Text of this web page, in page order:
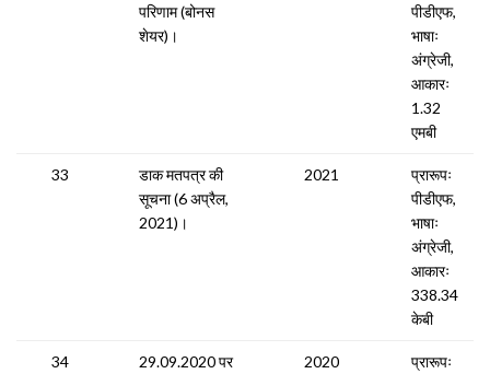
परिणाम (बोनस
शेयर)।
पीडीएफ,
भाषाः
अंग्रेजी,
आकारः
1.32
एमबी
33
डाक मतपत्र की
सूचना (6 अप्रैल,
2021)।
2021
प्रारूपः
पीडीएफ,
भाषाः
अंग्रेजी,
आकारः
338.34
केबी
34
29.09.2020 पर
2020
प्रारूपः